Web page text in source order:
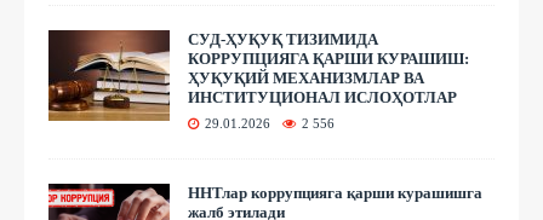
СУД-ҲУҚУҚ ТИЗИМИДА
КОРРУПЦИЯГА ҚАРШИ КУРАШИШ:
ҲУҚУҚИЙ МЕХАНИЗМЛАР ВА
ИНСТИТУЦИОНАЛ ИСЛОҲОТЛАР
29.01.2026 2 556
ННТлар коррупцияга қарши курашишга
жалб этилади